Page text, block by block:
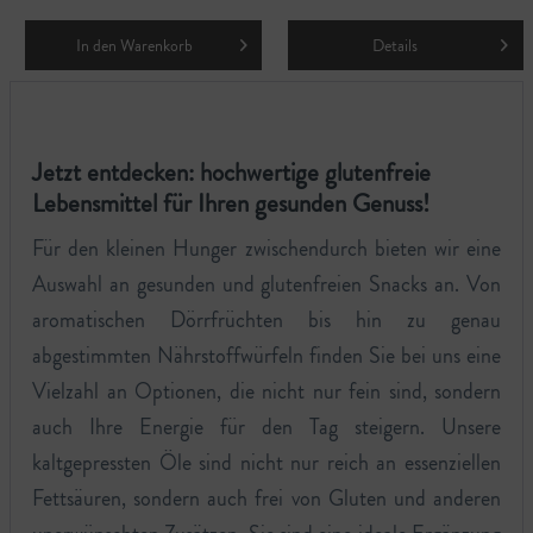
In den Warenkorb Details
Jetzt entdecken: hochwertige glutenfreie
Lebensmittel für Ihren gesunden Genuss!
Für den kleinen Hunger zwischendurch bieten wir eine
Auswahl an gesunden und glutenfreien Snacks an. Von
aromatischen Dörrfrüchten bis hin zu genau
abgestimmten Nährstoffwürfeln finden Sie bei uns eine
Vielzahl an Optionen, die nicht nur fein sind, sondern
auch Ihre Energie für den Tag steigern. Unsere
kaltgepressten Öle sind nicht nur reich an essenziellen
Fettsäuren, sondern auch frei von Gluten und anderen